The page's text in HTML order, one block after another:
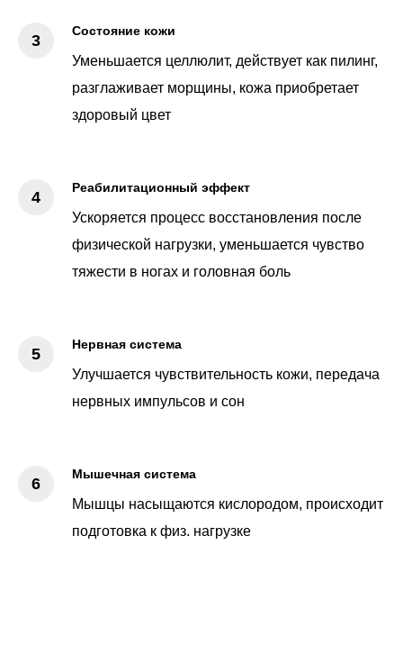
Состояние кожи
Уменьшается целлюлит, действует как пилинг,
разглаживает морщины, кожа приобретает
здоровый цвет
Реабилитационный эффект
Ускоряется процесс восстановления после
физической нагрузки, уменьшается чувство
тяжести в ногах и головная боль
Нервная система
Улучшается чувствительность кожи, передача
нервных импульсов и сон
Мышечная система
Мышцы насыщаются кислородом, происходит
подготовка к физ. нагрузке